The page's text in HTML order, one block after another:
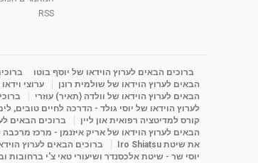
RSS
ברוכים הבאים לערוץ הוידאו של יוסף בוטו
הבאים לערוץ הוידאו של שולמית רונן
ערוצי
הבאים לערוץ הוידאו של וולדה (תאיר) עוזרי
לערוץ הוידאו של יוסי גולד - הדרכה לחיים טובים,
קורס למדיטציה רפואית און ליין
ברוכים הבאים
הבאים לערוץ הוידאו של אריק איזנמן - מרכז מרכבה
את שיטת Iro Shiatsu
ברוכים הבאים לערוץ
יוסי שר - שיטת אלכסנדר ושיעורי טאי צ'י ברחובות